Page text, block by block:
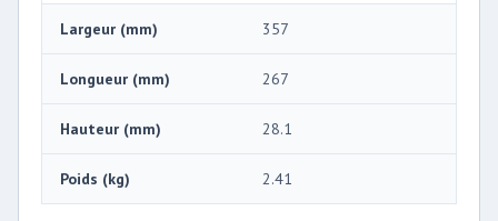
Largeur (mm) 357
Longueur (mm) 267
Hauteur (mm) 28.1
Poids (kg) 2.41